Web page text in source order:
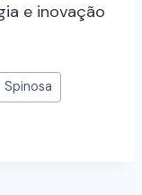
e inovação
Spinosa